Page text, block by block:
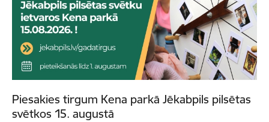
Piesakies tirgum Kena parkā Jēkabpils pilsētas
svētkos 15. augustā